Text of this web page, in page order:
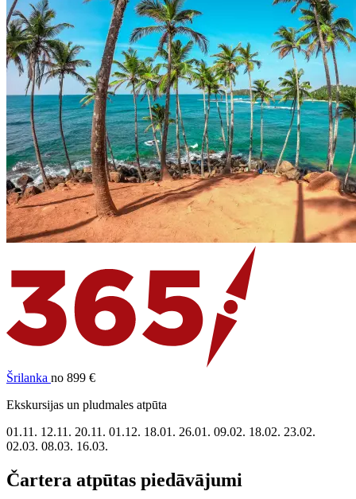
Šrilanka no 899 €
Ekskursijas un pludmales atpūta
01.11. 12.11. 20.11. 01.12. 18.01. 26.01. 09.02. 18.02. 23.02.
02.03. 08.03. 16.03.
Čartera atpūtas piedāvājumi